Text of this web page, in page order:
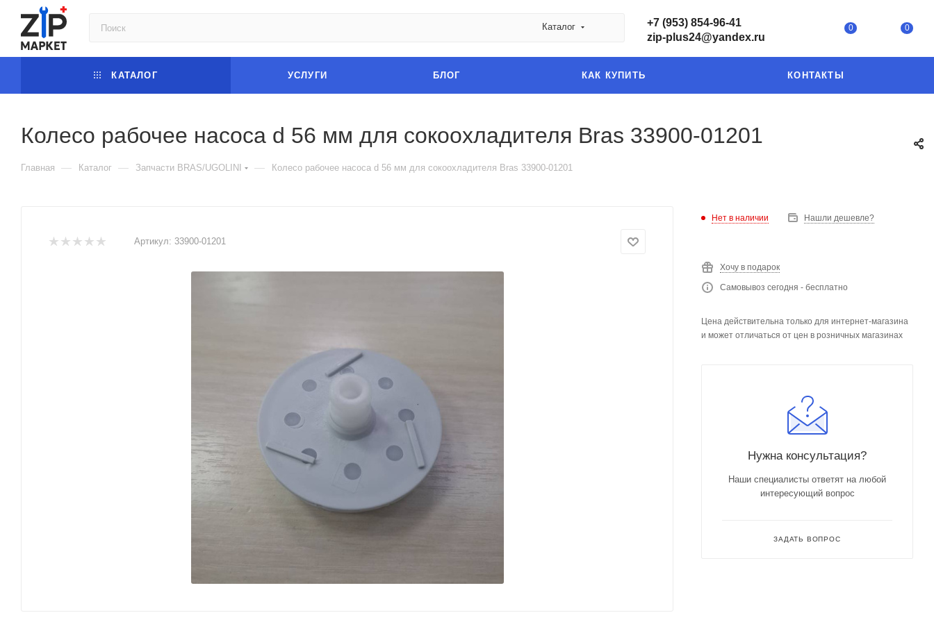
Каталог
+7 (953) 854-96-41
zip-plus24@yandex.ru
0 0
КАТАЛОГ УСЛУГИ БЛОГ КАК КУПИТЬ КОНТАКТЫ
Колесо рабочее насоса d 56 мм для сокоохладителя Bras 33900-01201
Главная — Каталог — Запчасти BRAS/UGOLINI — Колесо рабочее насоса d 56 мм для сокоохладителя Bras 33900-01201
Артикул: 33900-01201
Нет в наличии Нашли дешевле?
Хочу в подарок
Самовывоз сегодня - бесплатно
Цена действительна только для интернет-магазина
и может отличаться от цен в розничных магазинах
Нужна консультация?
Наши специалисты ответят на любой
интересующий вопрос
ЗАДАТЬ ВОПРОС